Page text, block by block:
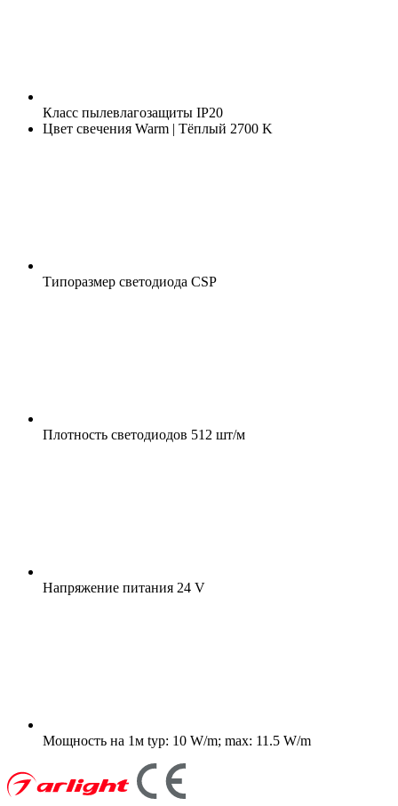
Класс пылевлагозащиты IP20
Цвет свечения Warm | Тёплый 2700 K
Типоразмер светодиода CSP
Плотность светодиодов 512 шт/м
Напряжение питания 24 V
Мощность на 1м typ: 10 W/m; max: 11.5 W/m